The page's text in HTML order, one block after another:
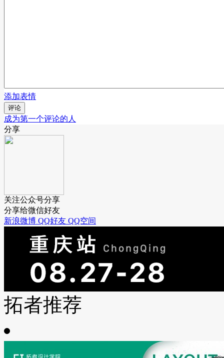
添加表情
评论
成为第一个评论的人
分享
关注公众号分享
分享给微信好友
新浪微博 QQ好友 QQ空间
拓者推荐